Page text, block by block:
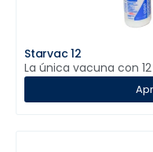
Starvac 12
La única vacuna con